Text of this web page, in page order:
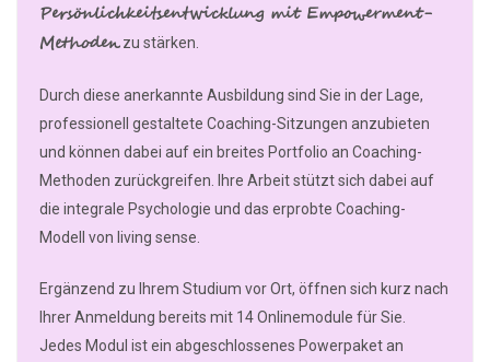
Persönlichkeitsentwicklung mit Empowerment-
Methodenzu stärken.
Durch diese anerkannte Ausbildung sind Sie in der Lage,
professionell gestaltete Coaching-Sitzungen anzubieten
und können dabei auf ein breites Portfolio an Coaching-
Methoden zurückgreifen. Ihre Arbeit stützt sich dabei auf
die integrale Psychologie und das erprobte Coaching-
Modell von living sense.
Ergänzend zu Ihrem Studium vor Ort, öffnen sich kurz nach
Ihrer Anmeldung bereits mit 14 Onlinemodule für Sie.
Jedes Modul ist ein abgeschlossenes Powerpaket an